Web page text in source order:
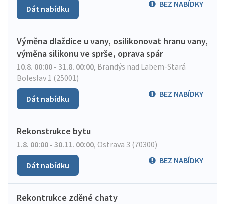
BEZ NABÍDKY
Dát nabídku
Výměna dlaždice u vany, osilikonovat hranu vany,
výměna silikonu ve sprše, oprava spár
10.8. 00:00 - 31.8. 00:00, Brandýs nad Labem-Stará
Boleslav 1 (25001)
BEZ NABÍDKY
Dát nabídku
Rekonstrukce bytu
1.8. 00:00 - 30.11. 00:00, Ostrava 3 (70300)
BEZ NABÍDKY
Dát nabídku
Rekontrukce zděné chaty